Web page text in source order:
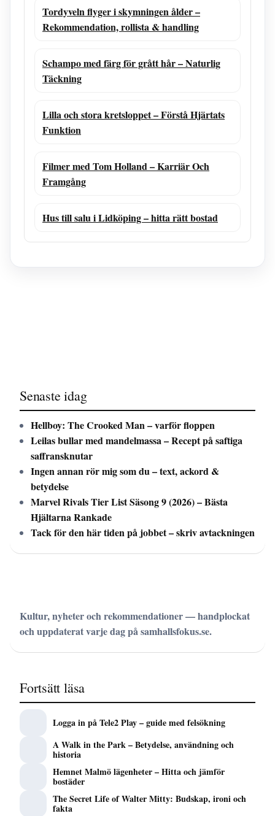
Tordyveln flyger i skymningen ålder –
Rekommendation, rollista & handling
Schampo med färg för grått hår – Naturlig
Täckning
Lilla och stora kretsloppet – Förstå Hjärtats
Funktion
Filmer med Tom Holland – Karriär Och
Framgång
Hus till salu i Lidköping – hitta rätt bostad
Senaste idag
Hellboy: The Crooked Man – varför floppen
Leilas bullar med mandelmassa – Recept på saftiga
saffransknutar
Ingen annan rör mig som du – text, ackord &
betydelse
Marvel Rivals Tier List Säsong 9 (2026) – Bästa
Hjältarna Rankade
Tack för den här tiden på jobbet – skriv avtackningen
Kultur, nyheter och rekommendationer — handplockat
och uppdaterat varje dag på samhallsfokus.se.
Fortsätt läsa
Logga in på Tele2 Play – guide med felsökning
A Walk in the Park – Betydelse, användning och
historia
Hemnet Malmö lägenheter – Hitta och jämför
bostäder
The Secret Life of Walter Mitty: Budskap, ironi och
fakta